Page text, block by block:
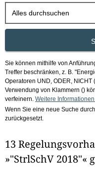
Alles durchsuchen
Sie können mithilfe von
Treffer beschränken, z. B.
Operatoren UND, ODER,
Verwendung von Klammern ()
verfeinern. Weitere
Wenn Sie eine neue Suche
zurückgesetzt.
13
»"StrlSchV 2018"«